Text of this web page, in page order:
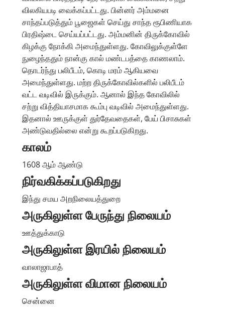
விலகியபடி வைக்கப்பட்டது. பின்னர் அம்மனை
சாந்தப்படுத்தும் பூஜைகள் செய்து சாந்த ரூபிணியாக
பிரதிஷ்டை செய்யப்பட்டது. அம்மனின் திருக்கோவில்
கிழக்கு நோக்கி அமைந்துள்ளது. கோவிலுக்குள்ளே
நுழைந்ததும் நான்கு கால் மண்டபத்தை காணலாம்.
தொடர்ந்து பலிபீடம், கொடி மரம் ஆகியவை
அமைந்துள்ளது. மற்ற திருக்கோவில்களில் பலிபீடம்
வட்ட வடிவில் இருக்கும். ஆனால் இந்த கோவிலில்
சற்று வித்தியாசமாக கூம்பு வடிவில் அமைந்துள்ளது.
இதனால் ஊருக்குள் துர்தேவதைகள், பேய் பிசாசுகள்
அண்டுவதில்லை என்று கூறப்படுகிறது.
காலம்
1608 ஆம் ஆண்டு
நிர்வகிக்கப்படுகிறது
இந்து சமய அறநிலையத்துறை
அருகிலுள்ள பேருந்து நிலையம்
ஊத்துக்காடு
அருகிலுள்ள இரயில் நிலையம்
வாலாஜாபாத்
அருகிலுள்ள விமான நிலையம்
சென்னை